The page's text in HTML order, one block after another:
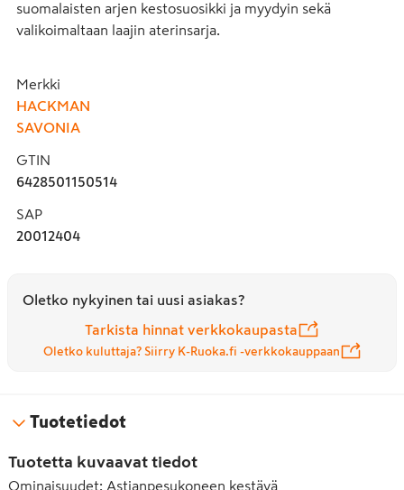
suomalaisten arjen kestosuosikki ja myydyin sekä
valikoimaltaan laajin aterinsarja.
Merkki
HACKMAN
SAVONIA
GTIN
6428501150514
SAP
20012404
Oletko nykyinen tai uusi asiakas?
Tarkista hinnat verkkokaupasta
Oletko kuluttaja? Siirry K-Ruoka.fi -verkkokauppaan
Tuotetiedot
Tuotetta kuvaavat tiedot
Ominaisuudet: Astianpesukoneen kestävä